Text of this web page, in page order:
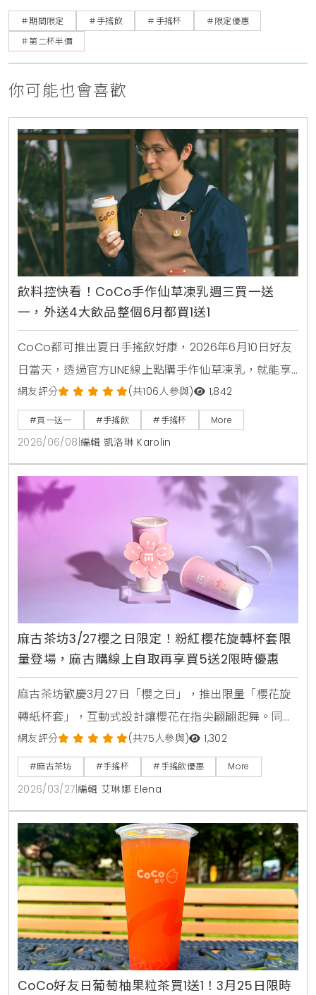
＃期間限定 ＃手搖飲 ＃手搖杯
＃限定優惠
＃第二杯半價
你可能也會喜歡
飲料控快看！CoCo手作仙草凍乳週三買一送
一，外送4大飲品整個6月都買1送1
CoCo都可推出夏日手搖飲好康，2026年6月10日好友
日當天，透過官方LINE線上點購手作仙草凍乳，就能享
有第2杯0元買1送1優惠。另外整個6月份，foodpanda
外送平台也同步推出茉香凍奶綠、芒果綠茶、四季珍椰
青、粉角生椰拿鐵等4大品項買1送1，讓大家在炎熱夏天
不用出門也能省錢消暑。
網友評分 (共106人參與) 1,842
#買一送一 #手搖飲 #手搖杯 More
2026/06/08 編輯 凱洛琳 Karolin
麻古茶坊3/27櫻之日限定！粉紅櫻花旋轉杯套限
量登場，麻古購線上自取再享買5送2限時優惠
麻古茶坊歡慶3月27日「櫻之日」，推出限量「櫻花旋
轉紙杯套」，互動式設計讓櫻花在指尖翩翩起舞。同步
祭出三月限時優惠，透過「麻古購」自取可享買5送1、
買10送2，滿額再贈20元優惠券，愛好粉紅氛圍與手搖
飲的消費者千萬別錯過。
網友評分 (共75人參與) 1,302
#麻古茶坊 #手搖杯 #手搖飲優惠 More
2026/03/27 編輯 艾琳娜 Elena
CoCo好友日葡萄柚果粒茶買1送1！3月25日限時